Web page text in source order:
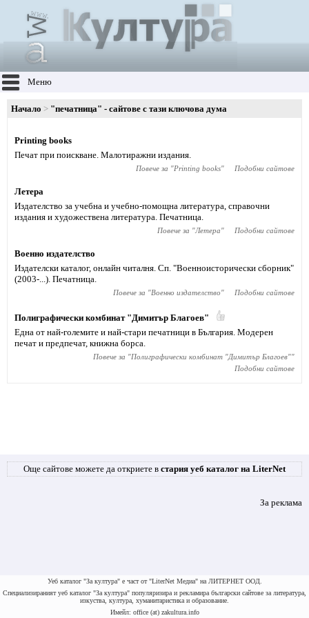
Меню
Начало "печатница" - сайтове с тази ключова дума
Printing books
Печат при поискване. Малотиражни издания.
Повече за "Printing books" Подобни сайтове
Летера
Издателство за учебна и учебно-помощна литература, справочни
издания и художествена литература. Печатница.
Повече за "Летера" Подобни сайтове
Военно издателство
Издателски каталог, онлайн читалня. Сп. "Военноисторически сборник"
(2003-...). Печатница.
Повече за "Военно издателство" Подобни сайтове
Полиграфически комбинат "Димитър Благоев"
Една от най-големите и най-стари печатници в България. Модерен
печат и предпечат, книжна борса.
Повече за "Полиграфически комбинат "Димитър Благоев""
Подобни сайтове
Още сайтове можете да откриете в стария уеб каталог на LiterNet
За реклама
Уеб каталог "За култура" е част от "LiterNet Медиа" на ЛИТЕРНЕТ ООД.
Специализираният уеб каталог "За култура" популяризира и рекламира български сайтове за литература,
изкуства, култура, хуманитаристика и образование.
Имейл: office (at) zakultura.info